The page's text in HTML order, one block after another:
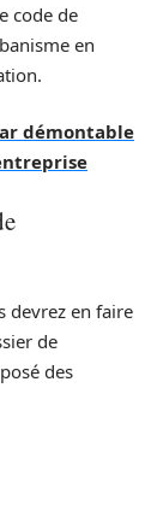
code de
en
démontable
devrez en faire
de
des